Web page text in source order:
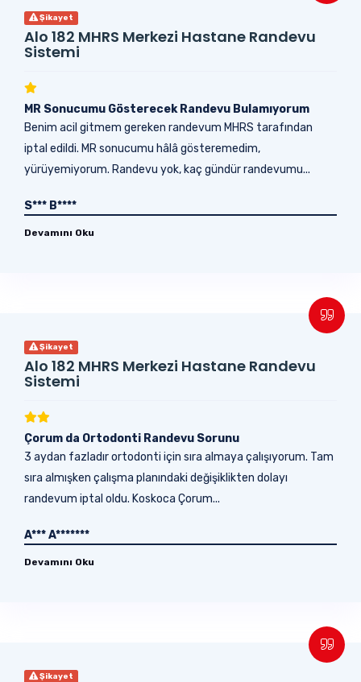
Şikayet
Alo 182 MHRS Merkezi Hastane Randevu
Sistemi
MR Sonucumu Gösterecek Randevu Bulamıyorum
Benim acil gitmem gereken randevum MHRS tarafından
iptal edildi. MR sonucumu hâlâ gösteremedim,
yürüyemiyorum. Randevu yok, kaç gündür randevumu...
S*** B****
Devamını Oku
Şikayet
Alo 182 MHRS Merkezi Hastane Randevu
Sistemi
Çorum da Ortodonti Randevu Sorunu
3 aydan fazladır ortodonti için sıra almaya çalışıyorum. Tam
sıra almışken çalışma planındaki değişiklikten dolayı
randevum iptal oldu. Koskoca Çorum...
A*** A*******
Devamını Oku
Şikayet